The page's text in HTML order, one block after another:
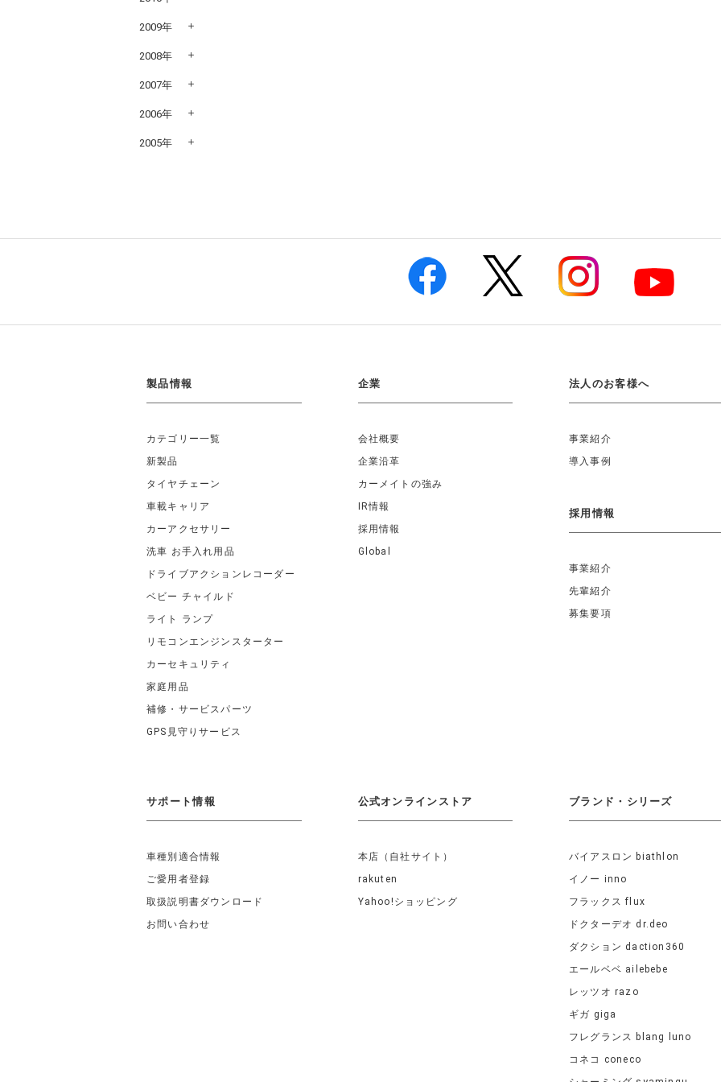
2009年
2008年
2007年
2006年
2005年
製品情報
カテゴリー一覧
新製品
タイヤチェーン
車載キャリア
カーアクセサリー
洗車 お手入れ用品
ドライブアクションレコーダー
ベビー チャイルド
ライト ランプ
リモコンエンジンスターター
カーセキュリティ
家庭用品
補修・サービスパーツ
GPS見守りサービス
企業
会社概要
企業沿革
カーメイトの強み
IR情報
採用情報
Global
法人のお客様へ
事業紹介
導入事例
採用情報
事業紹介
先輩紹介
募集要項
サポート情報
車種別適合情報
ご愛用者登録
取扱説明書ダウンロード
お問い合わせ
公式オンラインストア
本店（自社サイト）
rakuten
Yahoo!ショッピング
ブランド・シリーズ
バイアスロン biathlon
イノー inno
フラックス flux
ドクターデオ dr.deo
ダクション daction360
エールベベ ailebebe
レッツオ razo
ギガ giga
フレグランス blang luno
コネコ coneco